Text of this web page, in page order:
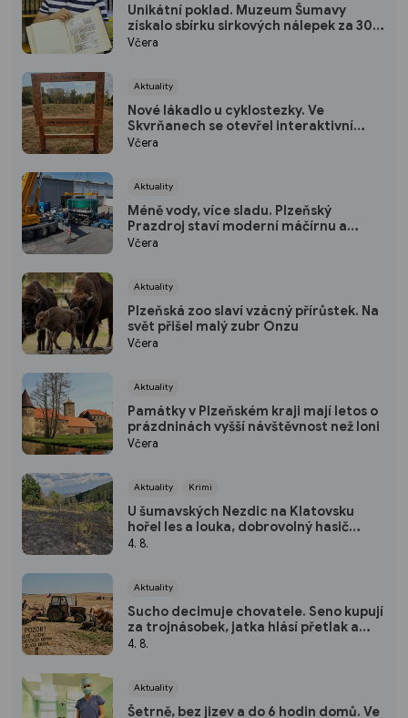
Unikátní poklad. Muzeum Šumavy
získalo sbírku sirkových nálepek za 300
tisíc
Včera
Aktuality
Nové lákadlo u cyklostezky. Ve
Skvrňanech se otevřel interaktivní
Ekopark
Včera
Aktuality
Méně vody, více sladu. Plzeňský
Prazdroj staví moderní máčírnu a
ušetří miliony litrů vody
Včera
Aktuality
Plzeňská zoo slaví vzácný přírůstek. Na
svět přišel malý zubr Onzu
Včera
Aktuality
Památky v Plzeňském kraji mají letos o
prázdninách vyšší návštěvnost než loni
Včera
Aktuality Krimi
U šumavských Nezdic na Klatovsku
hořel les a louka, dobrovolný hasič
skončil v nemocnici
4. 8.
Aktuality
Sucho decimuje chovatele. Seno kupují
za trojnásobek, jatka hlásí přetlak a
hrozí rušení chovů
4. 8.
Aktuality
Šetrně, bez jizev a do 6 hodin domů. Ve